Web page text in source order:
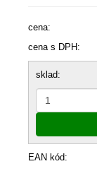
cena:
cena s DPH:
sklad:
EAN kód: